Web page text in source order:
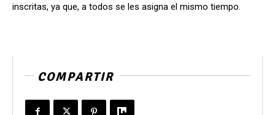
inscritas, ya que, a todos se les asigna el mismo tiempo.
COMPARTIR